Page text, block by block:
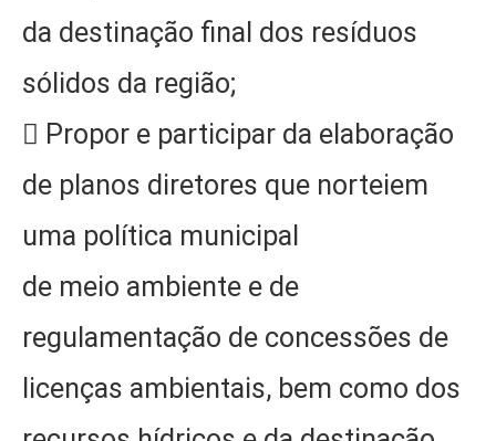
da destinação final dos resíduos
sólidos da região;
 Propor e participar da elaboração
de planos diretores que norteiem
uma política municipal
de meio ambiente e de
regulamentação de concessões de
licenças ambientais, bem como dos